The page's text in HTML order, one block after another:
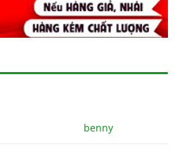
benny